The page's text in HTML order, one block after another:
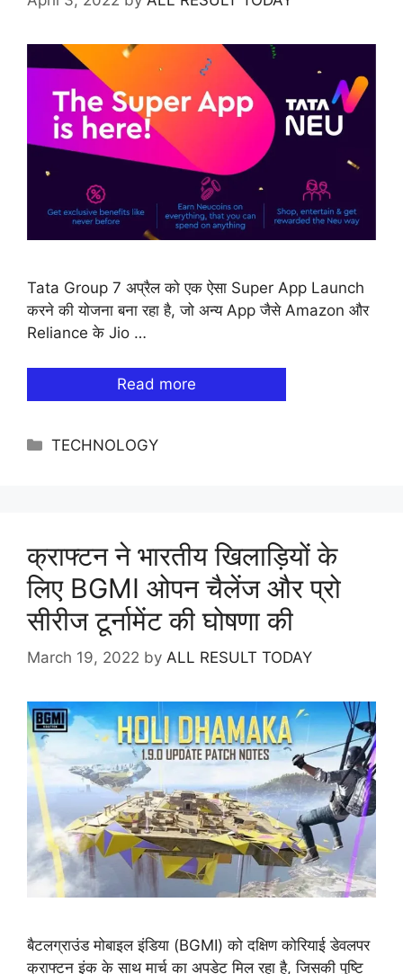
Tata Group 7 अप्रैल को एक ऐसा Super App Launch
करने की योजना बना रहा है, जो अन्य App जैसे Amazon और
Reliance के Jio …
Read more
Categories
TECHNOLOGY
क्राफ्टन ने भारतीय खिलाड़ियों के
लिए BGMI ओपन चैलेंज और प्रो
सीरीज टूर्नामेंट की घोषणा की
March 19, 2022 by ALL RESULT TODAY
बैटलग्राउंड मोबाइल इंडिया (BGMI) को दक्षिण कोरियाई डेवलपर
क्राफ्टन इंक के साथ मार्च का अपडेट मिल रहा है, जिसकी पुष्टि